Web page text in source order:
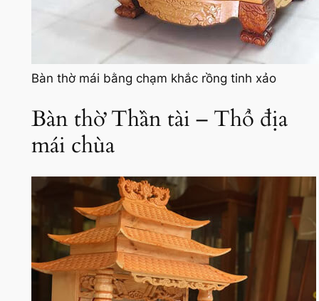
Bàn thờ mái bằng chạm khắc rồng tinh xảo
Bàn thờ Thần tài – Thổ địa
mái chùa